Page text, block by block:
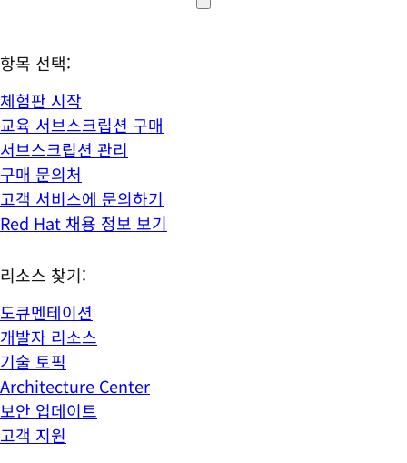
항목 선택:
체험판 시작
교육 서브스크립션 구매
서브스크립션 관리
구매 문의처
고객 서비스에 문의하기
Red Hat 채용 정보 보기
리소스 찾기:
도큐멘테이션
개발자 리소스
기술 토픽
Architecture Center
보안 업데이트
고객 지원